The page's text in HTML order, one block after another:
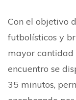
Con el objetivo
futbolísticos y
mayor cantidad
encuentro se
35 minutos,